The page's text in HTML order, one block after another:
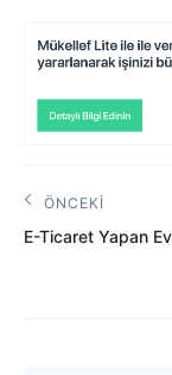
Yazı
ÖNCEKI
Önceki
E-Ticaret Yapan